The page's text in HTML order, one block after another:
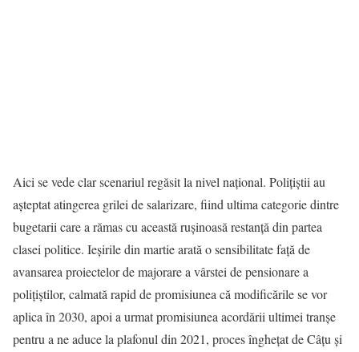
Aici se vede clar scenariul regăsit la nivel național. Polițiștii au
așteptat atingerea grilei de salarizare, fiind ultima categorie dintre
bugetarii care a rămas cu această rușinoasă restanță din partea
clasei politice. Ieșirile din martie arată o sensibilitate față de
avansarea proiectelor de majorare a vârstei de pensionare a
polițiștilor, calmată rapid de promisiunea că modificările se vor
aplica în 2030, apoi a urmat promisiunea acordării ultimei tranșe
pentru a ne aduce la plafonul din 2021, proces înghețat de Câțu și